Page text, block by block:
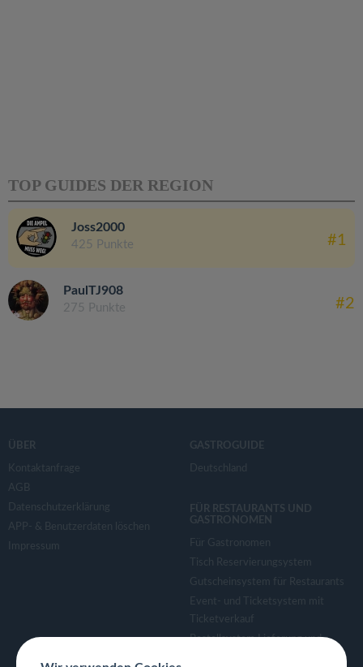
TOP GUIDES DER REGION
Joss2000
425 Punkte #1
PaulTJ908
275 Punkte #2
ÜBER
Kontaktanfrage
AGB
Datenschutzerklärung
APP- & Benutzerdaten löschen
Impressum
GASTROGUIDE
Deutschland
FÜR RESTAURANTS UND
GASTRONOMEN
Für Gastronomen
Tisch Reservierungsystem
Gutscheinsystem für Restaurants
Event- und Ticketsystem mit
Ticketverkauf
Bestellsystem Lieferung und